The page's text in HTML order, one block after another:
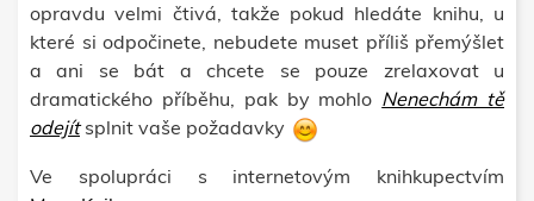
opravdu velmi čtivá, takže pokud hledáte knihu, u
které si odpočinete, nebudete muset příliš přemýšlet
a ani se bát a chcete se pouze zrelaxovat u
dramatického příběhu, pak by mohlo Nenechám tě
odejítsplnit vaše požadavky
Ve spolupráci s internetovým knihkupectvím